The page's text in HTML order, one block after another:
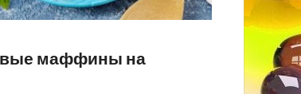
маффины на